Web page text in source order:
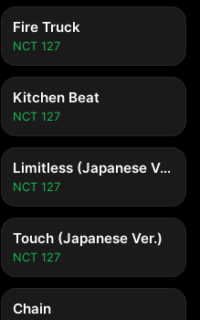
Fire Truck
NCT 127
Kitchen Beat
NCT 127
Limitless (Japanese Ver.)
NCT 127
Touch (Japanese Ver.)
NCT 127
Chain